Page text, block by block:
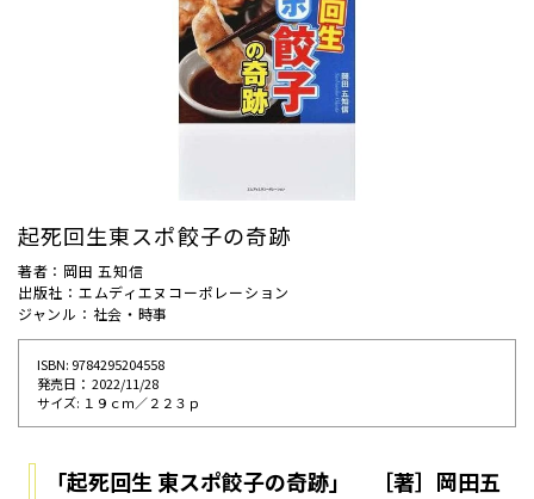
起死回生東スポ餃子の奇跡
著者：岡田 五知信
出版社：エムディエヌコーポレーション
ジャンル：社会・時事
ISBN: 9784295204558
発売⽇： 2022/11/28
サイズ: １９ｃｍ／２２３ｐ
「起死回生 東スポ餃子の奇跡」 ［著］岡田五